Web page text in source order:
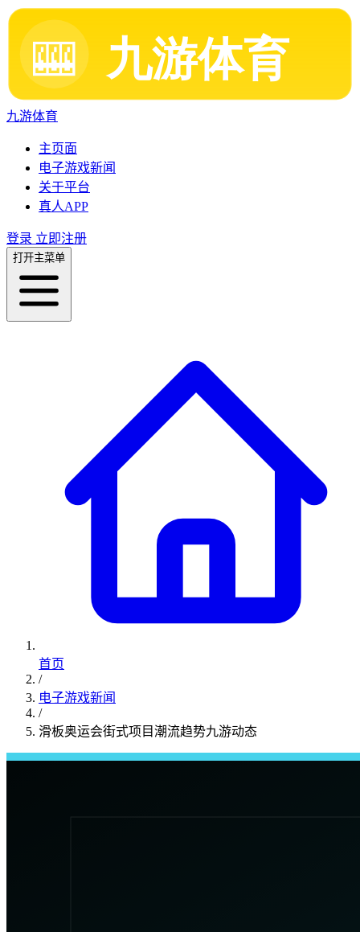
九游体育
主页面
电子游戏新闻
关于平台
真人APP
登录 立即注册
打开主菜单
首页
/
电子游戏新闻
/
滑板奥运会街式项目潮流趋势九游动态